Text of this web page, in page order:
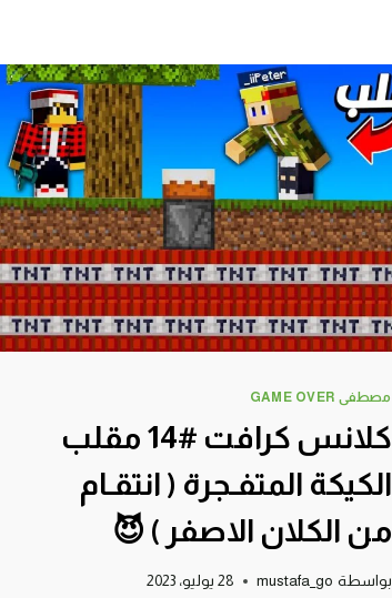
مصطفى GAME OVER
كلانس كرافت #14 مقلب
الكيكة المتفـجرة ( انتقـام
من الكلان الاصفر ) 😈
بواسطة mustafa_go 28 يوليو، 2023